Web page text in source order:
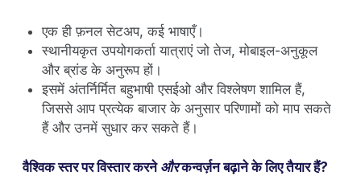
एक ही फ़नल सेटअप, कई भाषाएँ।
स्थानीयकृत उपयोगकर्ता यात्राएं जो तेज, मोबाइल-अनुकूल
और ब्रांड के अनुरूप हों।
इसमें अंतर्निर्मित बहुभाषी एसईओ और विश्लेषण शामिल हैं,
जिससे आप प्रत्येक बाजार के अनुसार परिणामों को माप सकते
हैं और उनमें सुधार कर सकते हैं।
वैश्विक स्तर पर विस्तार करने औरकन्वर्ज़न बढ़ाने के लिए तैयार हैं?